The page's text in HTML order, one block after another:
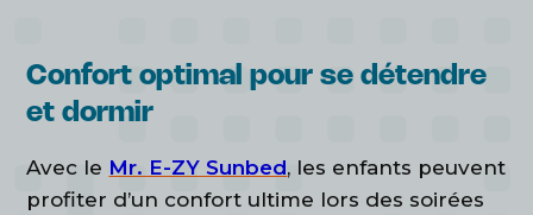
Confort optimal pour se détendre
et dormir
Avec le Mr. E-ZY Sunbed, les enfants peuvent
profiter d’un confort ultime lors des soirées